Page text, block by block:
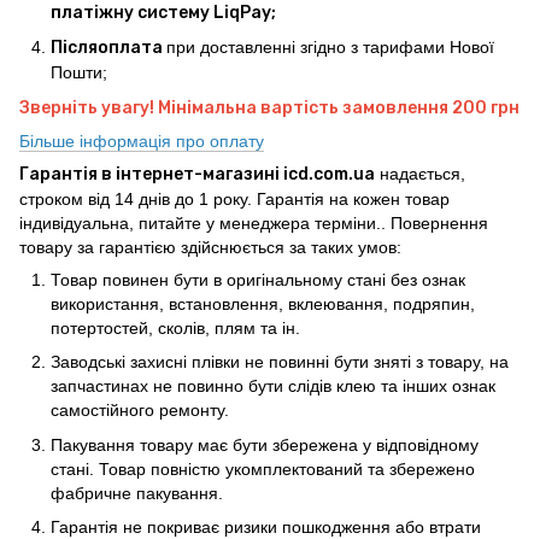
платіжну систему LiqPay;
Післяоплата при доставленні згідно з тарифами Нової
Пошти;
Зверніть увагу! Мінімальна вартість замовлення 200 грн
Більше інформація про оплату
Гарантія в інтернет-магазині icd.com.ua надається,
строком від 14 днів до 1 року. Гарантія на кожен товар
індивідуальна, питайте у менеджера терміни.. Повернення
товару за гарантією здійснюється за таких умов:
Товар повинен бути в оригінальному стані без ознак
використання, встановлення, вклеювання, подряпин,
потертостей, сколів, плям та ін.
Заводські захисні плівки не повинні бути зняті з товару, на
запчастинах не повинно бути слідів клею та інших ознак
самостійного ремонту.
Пакування товару має бути збережена у відповідному
стані. Товар повністю укомплектований та збережено
фабричне пакування.
Гарантія не покриває ризики пошкодження або втрати